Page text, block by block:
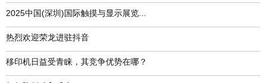
​2025中国(深圳)国际触摸与显示展览...
热烈欢迎荣龙进驻抖音
移印机日益受青睐，其竞争优势在哪？